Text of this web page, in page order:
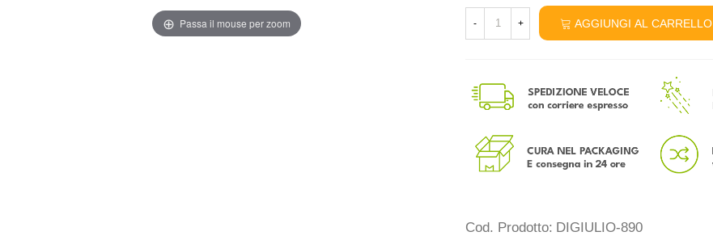
Passa il mouse per zoom - + AGGIUNGI AL CARRELLO
Cod. Prodotto: DIGIULIO-890